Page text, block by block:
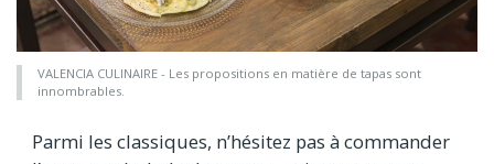
VALENCIA CULINAIRE - Les propositions en matière de tapas sont
innombrables.
Parmi les classiques, n’hésitez pas à commander